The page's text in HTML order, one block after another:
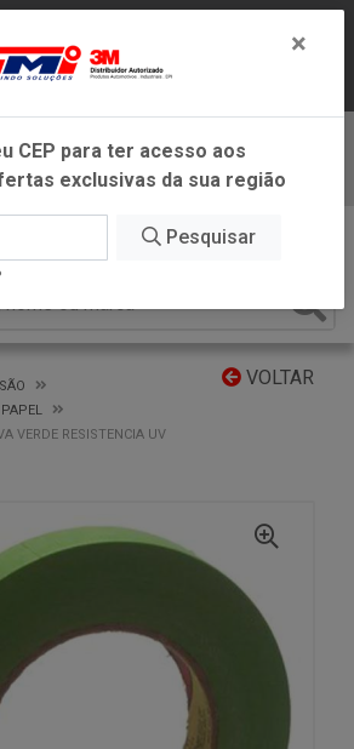
DENTRO DO ESTADO DE
MINAS GERAIS.
Baixe já nosso APP
VOLTAR
VERDE RESISTENCIA UV
×
CEP para ter acesso aos
exclusivas da sua região
Pesquisar